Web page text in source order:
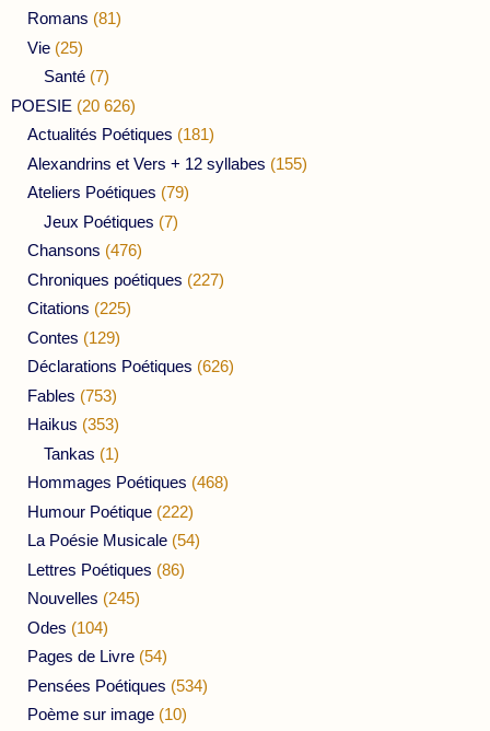
Romans (81)
Vie (25)
Santé (7)
POESIE (20 626)
Actualités Poétiques (181)
Alexandrins et Vers + 12 syllabes (155)
Ateliers Poétiques (79)
Jeux Poétiques (7)
Chansons (476)
Chroniques poétiques (227)
Citations (225)
Contes (129)
Déclarations Poétiques (626)
Fables (753)
Haikus (353)
Tankas (1)
Hommages Poétiques (468)
Humour Poétique (222)
La Poésie Musicale (54)
Lettres Poétiques (86)
Nouvelles (245)
Odes (104)
Pages de Livre (54)
Pensées Poétiques (534)
Poème sur image (10)